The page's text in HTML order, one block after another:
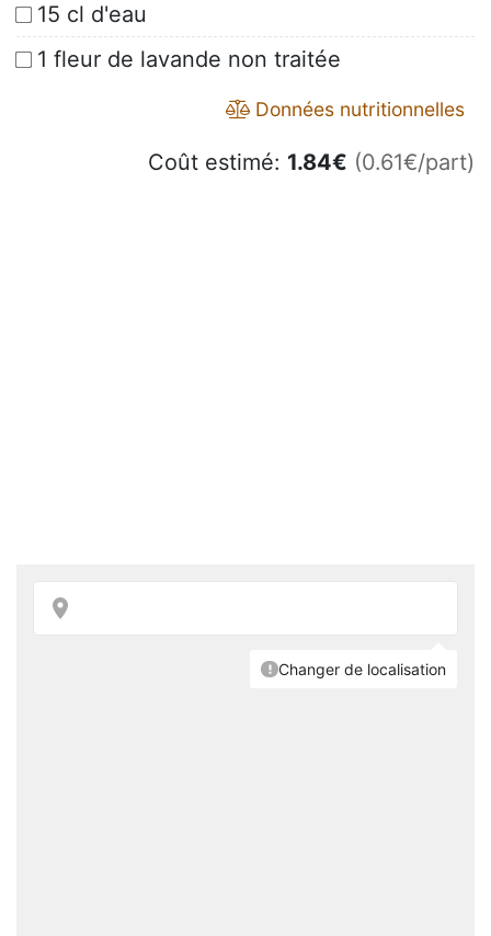
15 cl d'eau
1 fleur de lavande non traitée
Données nutritionnelles
Coût estimé: 1.84€ (0.61€/part)